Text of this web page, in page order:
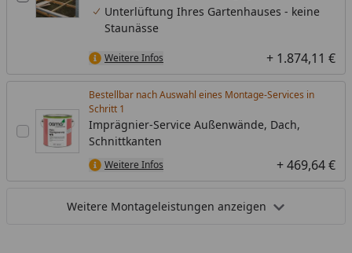
Unterlüftung Ihres Gartenhauses - keine
Staunässe
Weitere Infos + 1.874,11 €
Bestellbar nach Auswahl eines Montage-Services in
Schritt
Imprägnier-Service Außenwände, Dach,
Schnittkanten
Weitere Infos + 469,64 €
Weitere Montageleistungen anzeigen